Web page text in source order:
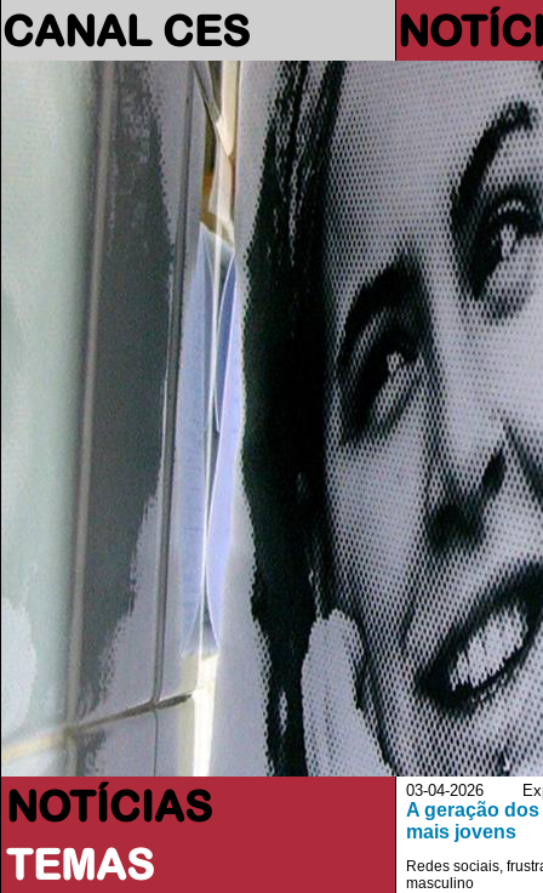
CANAL CES
NOTÍCIAS
TEMAS
03-04-2026
A geração
mais jovens
Redes sociais,
masculino